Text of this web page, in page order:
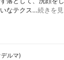
なテクス…続きを
ルマ)